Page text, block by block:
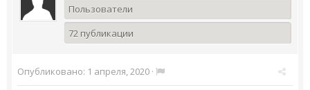
Пользователи
72 публикации
Опубликовано: 1 апреля, 2020 ·